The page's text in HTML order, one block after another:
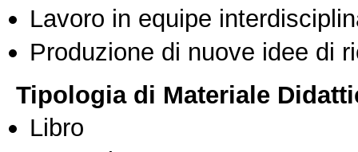
Lavoro in equipe
Produzione di nuove idee di
Tipologia di Materiale
Libro